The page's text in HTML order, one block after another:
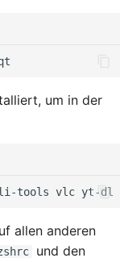
um in der
tools vlc yt-dl
allen anderen
und den